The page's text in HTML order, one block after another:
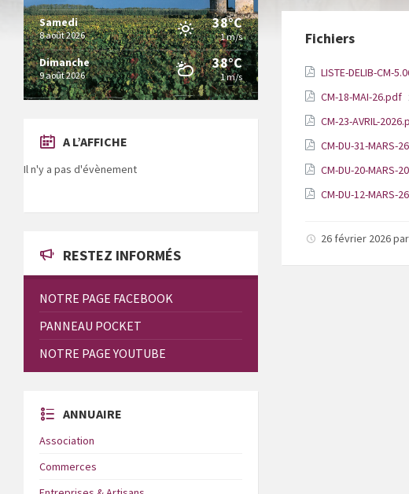
Fichiers
LISTE-DELIB-CM-
CM-18-MAI-26.pdf
CM-23-AVRIL-
CM-DU-31-MARS-
CM-DU-20-MARS-
CM-DU-12-MARS-
26 février 2026par
Samedi
8 août 2026
38°C
1 m/s
Dimanche
9 août 2026
38°C
1 m/s
A L’AFFICHE
Il n'y a pas d'évènement
RESTEZ INFORMÉS
NOTRE PAGE FACEBOOK
PANNEAU POCKET
NOTRE PAGE YOUTUBE
ANNUAIRE
Association
Commerces